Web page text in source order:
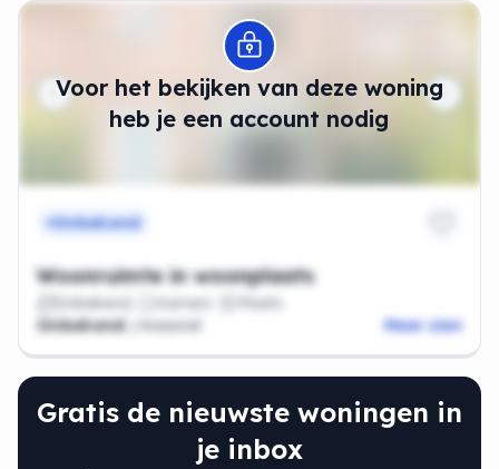
Voor het bekijken van deze woning
heb je een account nodig
Modal openen
Onbekend
Woonruimte in woonplaats
Onbekend Kamers
Plaats
Onbekend
/maand Meer zien
Gratis de nieuwste woningen in
je inbox